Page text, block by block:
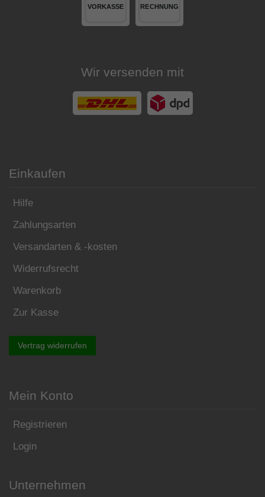
Wir versenden mit
Einkaufen
Hilfe
Zahlungsarten
Versandarten & -kosten
Widerrufsrecht
Warenkorb
Zur Kasse
Vertrag widerrufen
Mein Konto
Registrieren
Login
Unternehmen